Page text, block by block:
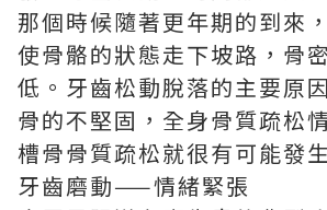
那個時候隨著更年期的到來
使骨骼的狀態走下坡路，骨
低。牙齒松動脫落的主要原
骨的不堅固，全身骨質疏松
槽骨骨質疏松就很有可能發
牙齒磨動——情緒緊張